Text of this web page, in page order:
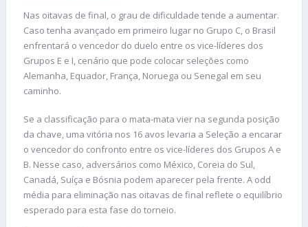
Nas oitavas de final, o grau de dificuldade tende a aumentar.
Caso tenha avançado em primeiro lugar no Grupo C, o Brasil
enfrentará o vencedor do duelo entre os vice-líderes dos
Grupos E e I, cenário que pode colocar seleções como
Alemanha, Equador, França, Noruega ou Senegal em seu
caminho.
Se a classificação para o mata-mata vier na segunda posição
da chave, uma vitória nos 16 avos levaria a Seleção a encarar
o vencedor do confronto entre os vice-líderes dos Grupos A e
B. Nesse caso, adversários como México, Coreia do Sul,
Canadá, Suíça e Bósnia podem aparecer pela frente. A odd
média para eliminação nas oitavas de final reflete o equilíbrio
esperado para esta fase do torneio.